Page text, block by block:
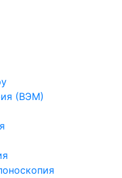
(ВЭМ)